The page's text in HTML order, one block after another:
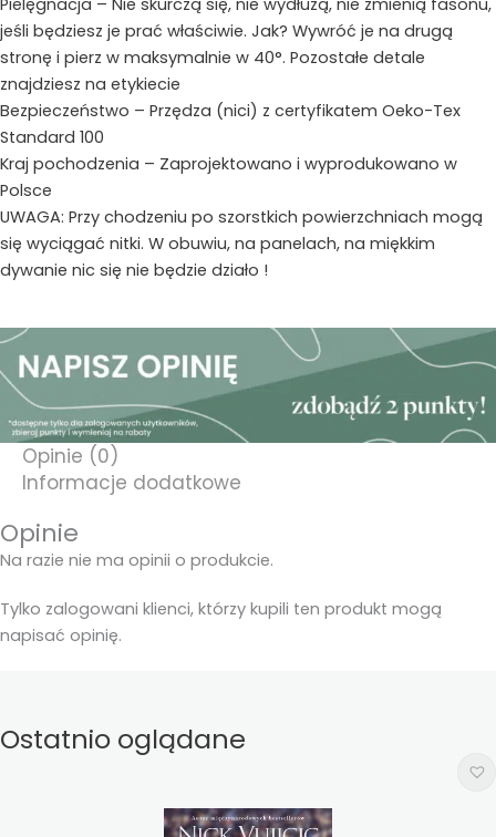
Pielęgnacja – Nie skurczą się, nie wydłużą, nie zmienią fasonu,
jeśli będziesz je prać właściwie. Jak? Wywróć je na drugą
stronę i pierz w maksymalnie w 40°. Pozostałe detale
znajdziesz na etykiecie
Bezpieczeństwo – Przędza (nici) z certyfikatem Oeko-Tex
Standard 100
Kraj pochodzenia – Zaprojektowano i wyprodukowano w
Polsce
UWAGA: Przy chodzeniu po szorstkich powierzchniach mogą
się wyciągać nitki. W obuwiu, na panelach, na miękkim
dywanie nic się nie będzie działo !
Opinie (0)
Informacje dodatkowe
Opinie
Na razie nie ma opinii o produkcie.
Tylko zalogowani klienci, którzy kupili ten produkt mogą
napisać opinię.
Ostatnio oglądane